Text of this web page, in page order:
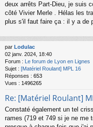
deux arrêts Part-Dieu, je suis
côté Vivier Merle . Hélas les
plus s'il faut faire ça : il y a de
par Lodulac
02 janv. 2024, 18:40
Forum : Le forum de Lyon en Lignes
Sujet : [Matériel Roulant] MPL 16
Réponses : 653
Vues : 1496265
Re: [Matériel Roulant]
Constaté également un tel
rames (719 et 749 si je ne me